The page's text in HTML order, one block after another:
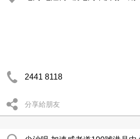
2441 8118
分享給朋友